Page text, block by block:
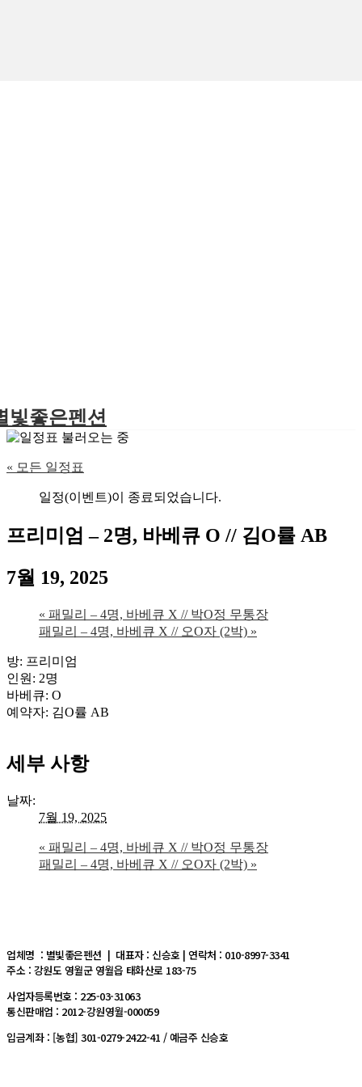
빛좋은펜션
« 모든 일정표
일정(이벤트)이 종료되었습니다.
프리미엄 – 2명, 바베큐 O // 김O률 AB
7월 19, 2025
« 패밀리 – 4명, 바베큐 X // 박O정 무통장
패밀리 – 4명, 바베큐 X // 오O자 (2박) »
방: 프리미엄
인원: 2명
바베큐: O
예약자: 김O률 AB
세부 사항
날짜:
7월 19, 2025
« 패밀리 – 4명, 바베큐 X // 박O정 무통장
패밀리 – 4명, 바베큐 X // 오O자 (2박) »
업체명 : 별빛좋은펜션 | 대표자 : 신승호 | 연락처 : 010-8997-3341
주소 : 강원도 영월군 영월읍 태화산로 183-75
사업자등록번호 : 225-03-31063
통신판매업 : 2012-강원영월-000059
입금계좌 : [농협] 301-0279-2422-41 / 예금주 신승호